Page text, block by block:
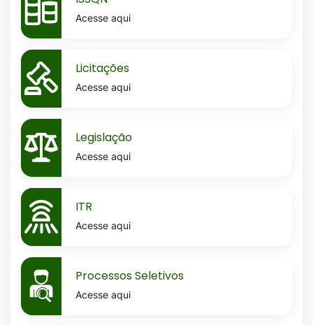
Acesse aqui
MaskLicitacoes
Licitações
Acesse aqui
MaskLegislacao
Legislação
Acesse aqui
MaskItr ITR
Acesse aqui
MaskProcessos-
seletivos
Processos Seletivos
Acesse aqui